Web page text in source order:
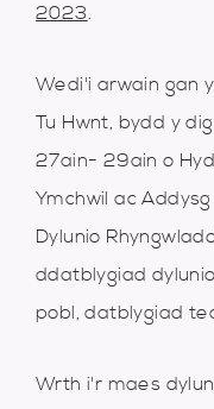
2023.
Wedi'i arwain gan
Tu Hwnt, bydd y
27ain- 29ain o
Ymchwil ac
Dylunio
ddatblygiad
pobl, datblygiad
Wrth i'r maes